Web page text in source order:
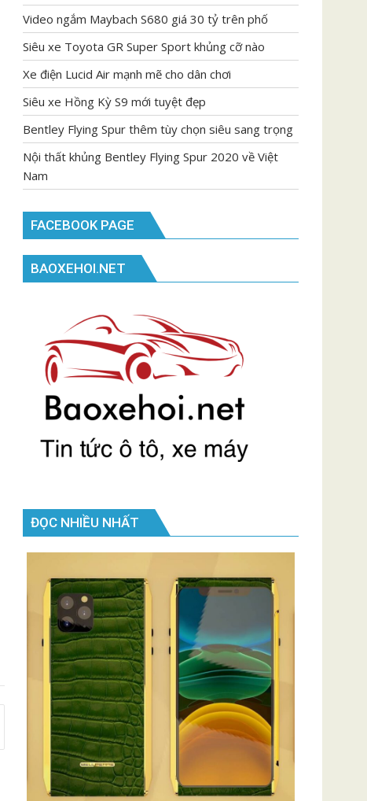
Video ngắm Maybach S680 giá 30 tỷ trên phố
Siêu xe Toyota GR Super Sport khủng cỡ nào
Xe điện Lucid Air mạnh mẽ cho dân chơi
Siêu xe Hồng Kỳ S9 mới tuyệt đẹp
Bentley Flying Spur thêm tùy chọn siêu sang trọng
Nội thất khủng Bentley Flying Spur 2020 về Việt
Nam
FACEBOOK PAGE
BAOXEHOI.NET
ĐỌC NHIỀU NHẤT